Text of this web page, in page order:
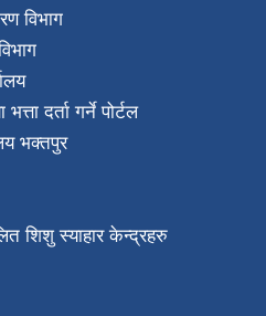
विभाग
दर्ता गर्ने पोर्टल
भक्तपुर
शिशु स्याहार केन्द्रहरु